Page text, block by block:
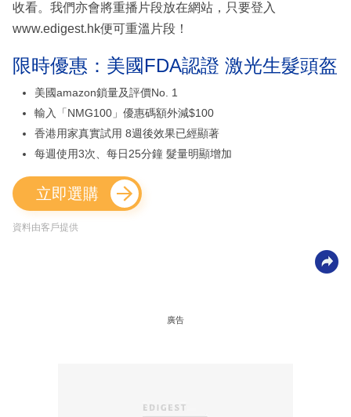
收看。我們亦會將重播片段放在網站，只要登入
www.edigest.hk便可重溫片段！
限時優惠：美國FDA認證 激光生髮頭盔
美國amazon鎖量及評價No. 1
輸入「NMG100」優惠碼額外減$100
香港用家真實試用 8週後效果已經顯著
每週使用3次、每日25分鐘 髮量明顯增加
立即選購
資料由客戶提供
廣告